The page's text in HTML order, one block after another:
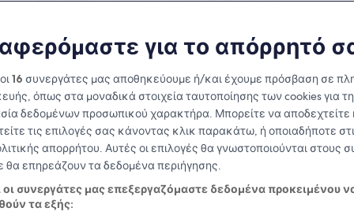
you need to know before you
για το απόρρητό
16 συνεργάτες μας αποθηκεύουμε ή/και έχουμε πρόσβαση σε
όπως στα μοναδικά στοιχεία ταυτοποίησης των cookies για
δεδομένων προσωπικού χαρακτήρα. Μπορείτε να αποδεχτείτε
τις επιλογές σας κάνοντας κλικ παρακάτω, ή οποιαδήποτε
απορρήτου. Αυτές οι επιλογές θα γνωστοποιούνται στους
θα επηρεάζουν τα δεδομένα περιήγησης.
οι συνεργάτες μας επεξεργαζόμαστε δεδομένα προκειμένου
τα εξής: